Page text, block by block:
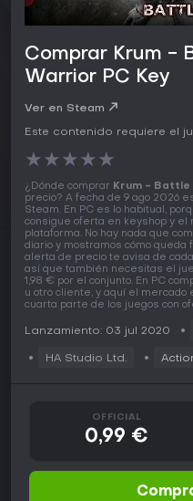
Comprar Krum -
Warrior PC Key
Ver en Steam
Este contenido requiere el
★★★★★
¿Dónde comprar Krum - Battle
precio? A fecha de 9 ago 2026
Steam. En PC es lo habitual,
consigue oferta en keyshop y
plataforma. No hay nada que
diario y mostramos cómo
alerta de precio te avisa de
así que también necesitas el
1,98 € por el conjunto. En PC
u otro cliente, y aquí el mercado
cuarta parte de los juegos con
Lanzamiento: 03 jul 2020
HA Studio Ltd.
OFFICIAL
0,99 €